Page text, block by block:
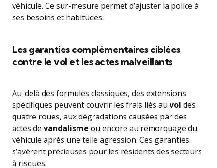
véhicule. Ce sur-mesure permet d’ajuster la police à
ses besoins et habitudes.
Les garanties complémentaires ciblées
contre le vol et les actes malveillants
Au-delà des formules classiques, des extensions
spécifiques peuvent couvrir les frais liés au vol des
quatre roues, aux dégradations causées par des
actes de vandalisme ou encore au remorquage du
véhicule après une telle agression. Ces garanties
s’avèrent précieuses pour les résidents des secteurs
à risques.